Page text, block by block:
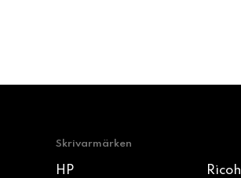
Skrivarmärken
HP
Ricoh